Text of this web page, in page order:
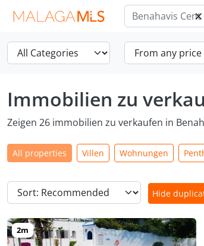
×
Immobilien zu
Zeigen 26 immobilien zu verkaufen in
All properties Villen Wohnungen
Hide